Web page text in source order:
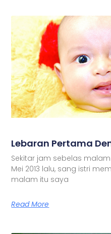
Lebaran Pertama
Sekitar jam sebelas
Mei 2013 lalu, sang istri
malam itu saya
Read More